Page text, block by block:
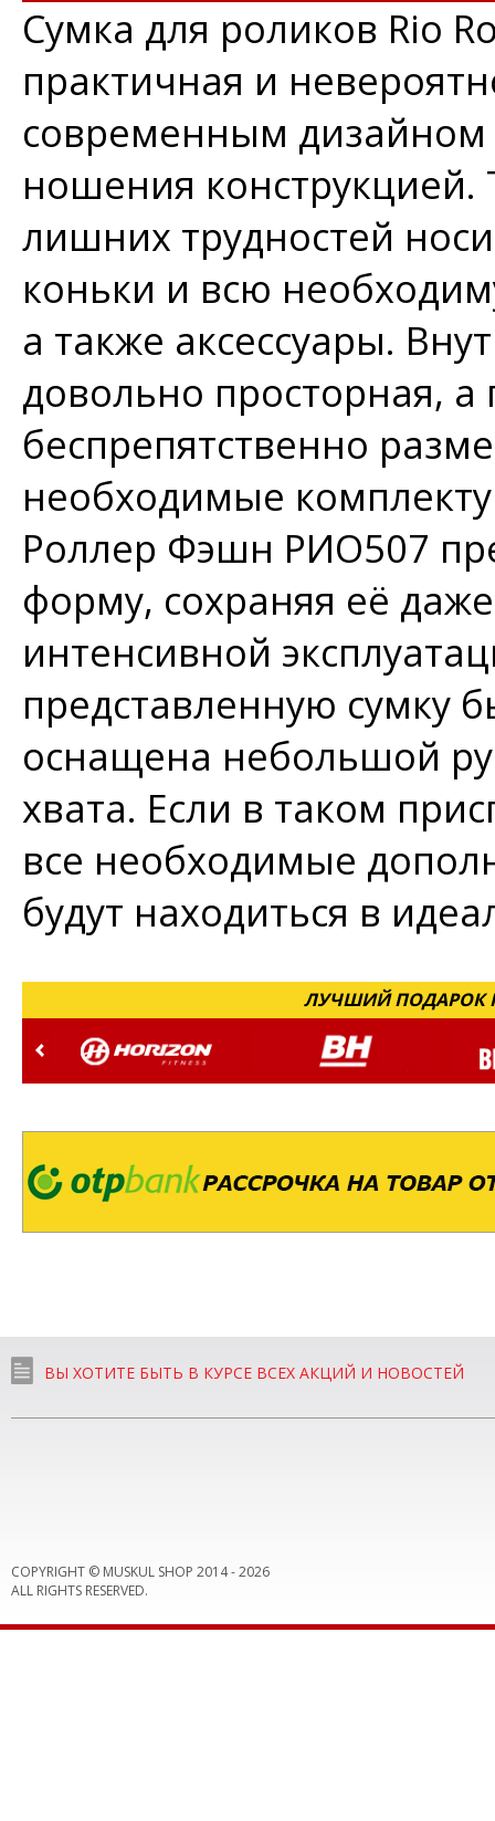
Сумка для роликов Rio
практичная и
современным
ношения конструкцией.
лишних трудностей
коньки и всю
а также аксессуары.
довольно просторная,
беспрепятственно
необходимые
Роллер Фэшн РИО507
форму, сохраняя её
интенсивной
представленную сумку
оснащена небольшой
хвата. Если в таком
все необходимые
будут находиться в
ЛУЧШИЙ ПОДАРОК
ВЫ ХОТИТЕ БЫТЬ В КУРСЕ ВСЕХ АКЦИЙ И НОВОСТЕЙ
COPYRIGHT © MUSKUL SHOP 2014 -2026
ALL RIGHTS RESERVED.